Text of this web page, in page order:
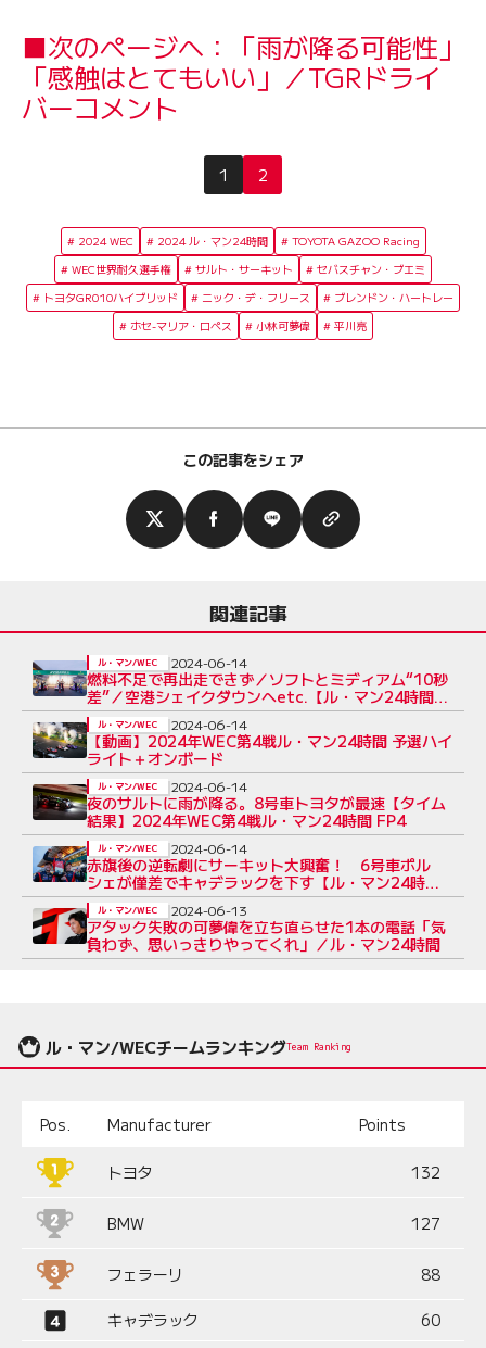
■次のページへ：「雨が降る可能性」
「感触はとてもいい」／TGRドライ
バーコメント
1 2
2024 WEC 2024 ル・マン24時間
TOYOTA GAZOO Racing
WEC世界耐久選手権
サルト・サーキット
セバスチャン・ブエミ
トヨタGR010ハイブリッド
ニック・デ・フリース
ブレンドン・ハートレー
ホセ-マリア・ロペス
小林可夢偉 平川亮
この記事をシェア
関連記事
燃料不足で再出走できず／ソフトとミディアム“10秒
差”／空港シェイクダウンへetc.【ル・マン24時間木
曜Topics】
ル・マン/WEC 2024-06-14
【動画】2024年WEC第4戦ル・マン24時間 予選ハイ
ライト＋オンボード
ル・マン/WEC 2024-06-14
夜のサルトに雨が降る。8号車トヨタが最速【タイム
結果】2024年WEC第4戦ル・マン24時間 FP4
ル・マン/WEC 2024-06-14
赤旗後の逆転劇にサーキット大興奮！ 6号車ポル
シェが僅差でキャデラックを下す【ル・マン24時間
ハイパーポール】
ル・マン/WEC 2024-06-14
アタック失敗の可夢偉を立ち直らせた1本の電話「気
負わず、思いっきりやってくれ」／ル・マン24時間
ル・マン/WEC 2024-06-13
ル・マン/WECチームランキングTeam Ranking
Pos. Manufacturer Points
トヨタ 132
BMW 127
フェラーリ 88
キャデラック
60